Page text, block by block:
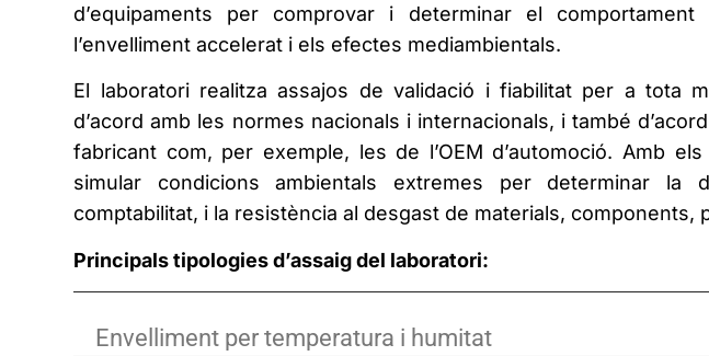
d’equipaments per comprovar i determinar el
l’envelliment accelerat i els efectes mediambientals.
El laboratori realitza assajos de validació i fiabilitat per a tota
d’acord amb les normes nacionals i internacionals, i també
fabricant com, per exemple, les de l’OEM d’automoció. Amb
simular condicions ambientals extremes per determinar
comptabilitat, i la resistència al desgast de materials, components,
Principals tipologies d’assaig del laboratori:
Envelliment per temperatura i humitat